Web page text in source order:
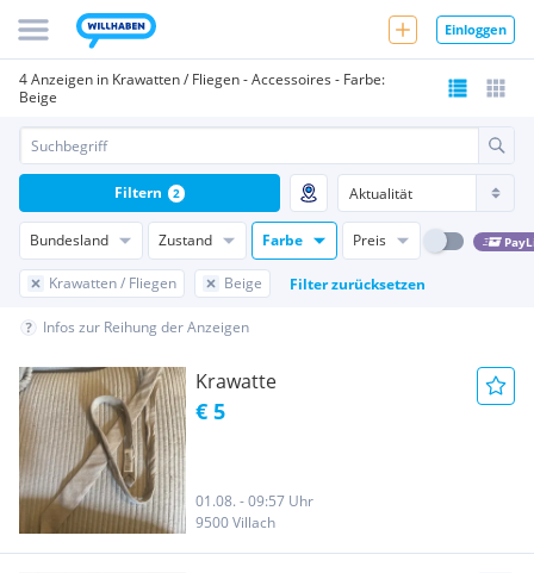
Einloggen
4 Anzeigen in Krawatten / Fliegen - Accessoires - Farbe:
Beige
Bundesland Zustand Farbe Preis
Krawatten / Fliegen Beige Filter zurücksetzen
Filtern 2
Infos zur Reihung der Anzeigen
Krawatte
€ 5
01.08. - 09:57 Uhr
9500 Villach